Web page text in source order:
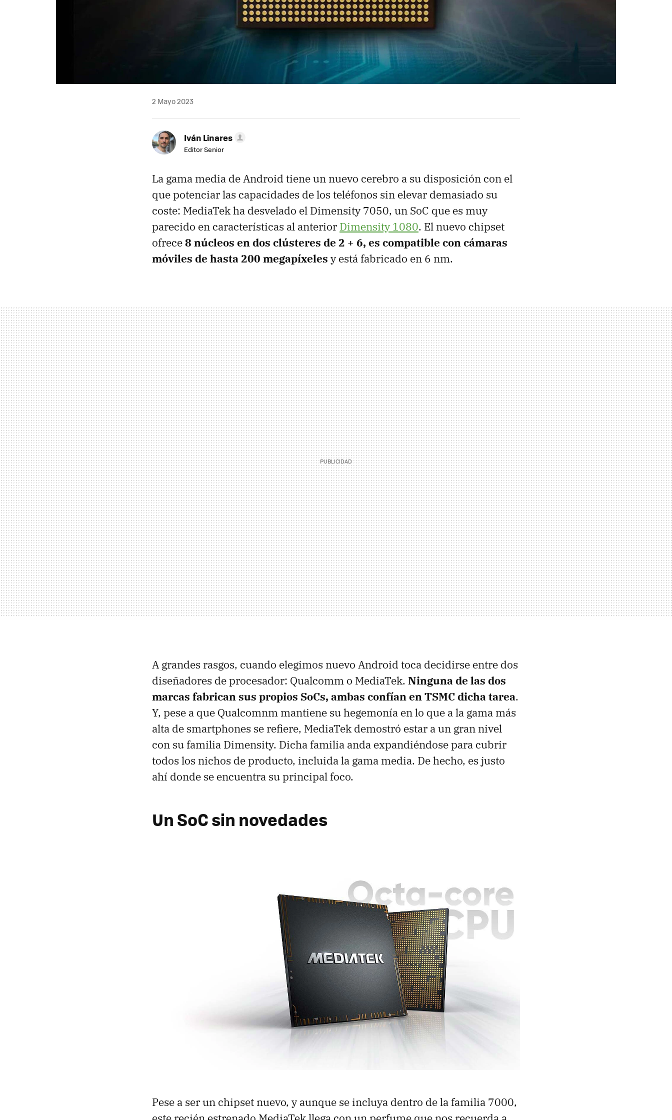
2 Mayo 2023
Iván Linares
Editor Senior
La gama media de Android tiene un nuevo cerebro a su disposición con el
que potenciar las capacidades de los teléfonos sin elevar demasiado su
coste: MediaTek ha desvelado el Dimensity 7050, un SoC que es muy
parecido en características al anterior Dimensity 1080. El nuevo chipset
ofrece8 núcleos en dos clústeres de 2 + 6, es compatible con cámaras
móviles de hasta 200 megapíxeles y está fabricado en 6 nm.
A grandes rasgos, cuando elegimos nuevo Android toca decidirse entre dos
diseñadores de procesador: Qualcomm o MediaTek. Ninguna de las dos
marcas fabrican sus propios SoCs, ambas confían en TSMC dicha tarea.
Y, pese a que Qualcomnm mantiene su hegemonía en lo que a la gama más
alta de smartphones se refiere, MediaTek demostró estar a un gran nivel
con su familia Dimensity. Dicha familia anda expandiéndose para cubrir
todos los nichos de producto, incluida la gama media. De hecho, es justo
ahí donde se encuentra su principal foco.
Un SoC sin novedades
Pese a ser un chipset nuevo, y aunque se incluya dentro de la familia 7000,